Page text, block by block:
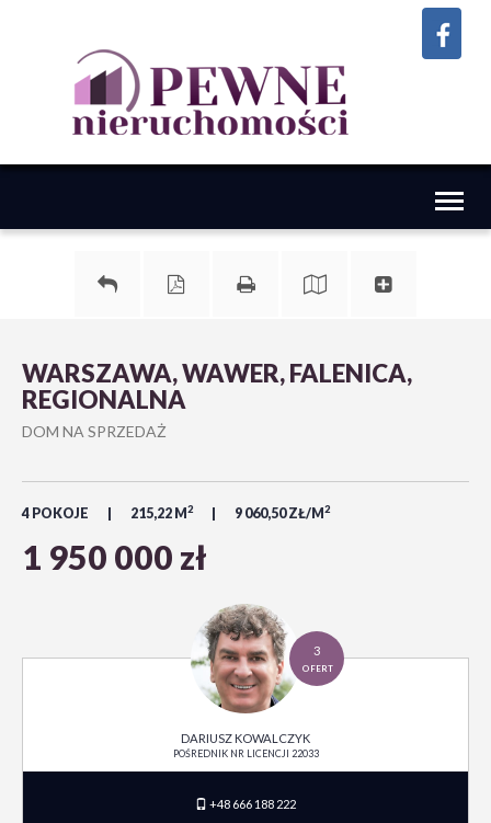
WARSZAWA, WAWER, FALENICA,
REGIONALNA
DOM NA SPRZEDAŻ
4 POKOJE 215,22 M 2 9 060,50 ZŁ/M 2
1 950 000 zł
3
OFERT
DARIUSZ KOWALCZYK
POŚREDNIK NR LICENCJI 22033
+48 666 188 222